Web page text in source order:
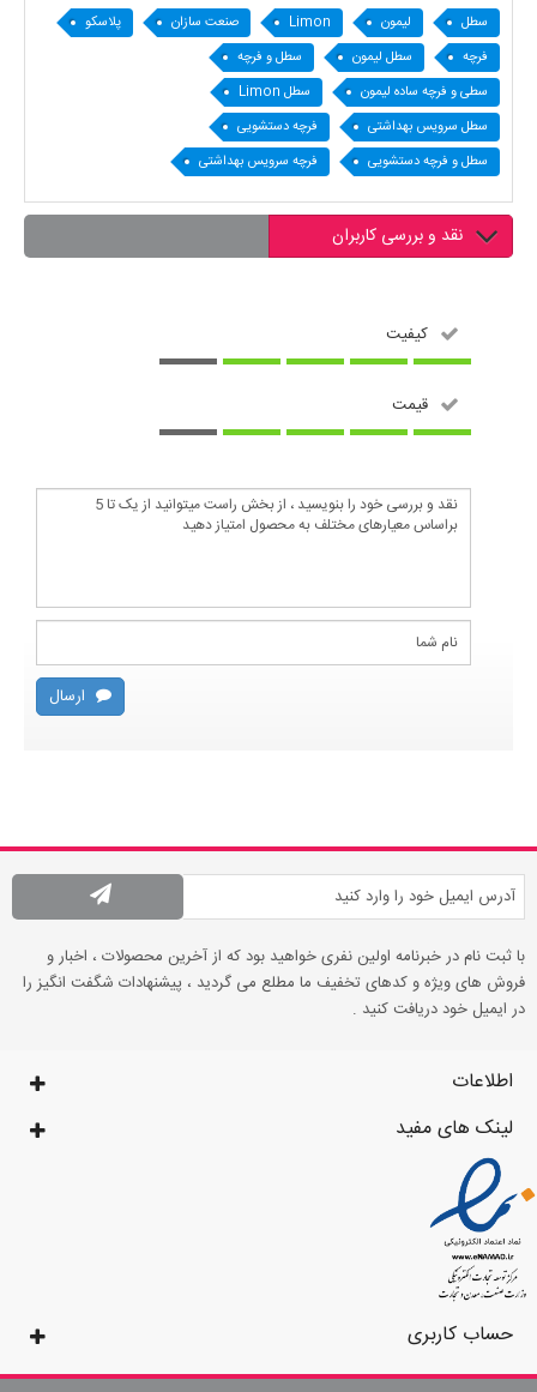
سطل لیمون Limon صنعت سازان
پلاسکو
فرچه
سطل لیمون
سطل و فرچه
سطی و فرچه ساده لیمون
سطل Limon
سطل سرویس بهداشتی
فرچه دستشویی
سطل و فرچه دستشویی
فرچه سرویس بهداشتی
نقد و بررسی کاربران
کیفیت
قیمت
ارسال
با ثبت نام در خبرنامه اولین نفری خواهید بود که از آخرین محصولات ، اخبار و
فروش های ویژه و کدهای تخفیف ما مطلع می گردید ، پیشنهادات شگفت انگیز را
در ایمیل خود دریافت کنید .
اطلاعات
لینک های مفید
حساب کاربری